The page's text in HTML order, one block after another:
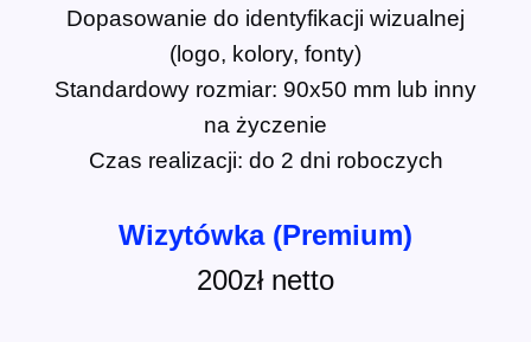
Dopasowanie do identyfikacji wizualnej
(logo, kolory, fonty)
Standardowy rozmiar: 90x50 mm lub inny
na życzenie
Czas realizacji: do 2 dni roboczych
Wizytówka (Premium)
200zł netto